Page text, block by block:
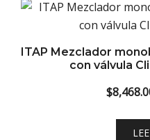
ITAP Mezclador
con válvula
$